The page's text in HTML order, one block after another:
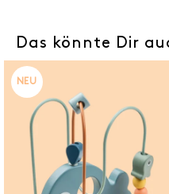
Das könnte Dir
NEU